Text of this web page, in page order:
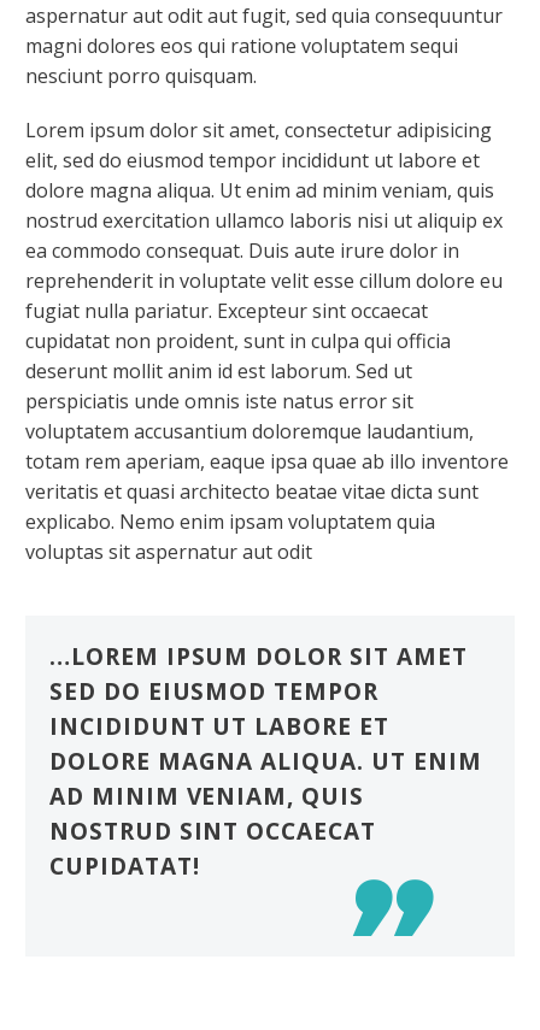
aspernatur aut odit aut fugit, sed quia consequuntur
magni dolores eos qui ratione voluptatem sequi
nesciunt porro quisquam.
Lorem ipsum dolor sit amet, consectetur adipisicing
elit, sed do eiusmod tempor incididunt ut labore et
dolore magna aliqua. Ut enim ad minim veniam, quis
nostrud exercitation ullamco laboris nisi ut aliquip ex
ea commodo consequat. Duis aute irure dolor in
reprehenderit in voluptate velit esse cillum dolore eu
fugiat nulla pariatur. Excepteur sint occaecat
cupidatat non proident, sunt in culpa qui officia
deserunt mollit anim id est laborum. Sed ut
perspiciatis unde omnis iste natus error sit
voluptatem accusantium doloremque laudantium,
totam rem aperiam, eaque ipsa quae ab illo inventore
veritatis et quasi architecto beatae vitae dicta sunt
explicabo. Nemo enim ipsam voluptatem quia
voluptas sit aspernatur aut odit
…LOREM IPSUM DOLOR SIT AMET
SED DO EIUSMOD TEMPOR
INCIDIDUNT UT LABORE ET
DOLORE MAGNA ALIQUA. UT ENIM
AD MINIM VENIAM, QUIS
NOSTRUD SINT OCCAECAT
CUPIDATAT!